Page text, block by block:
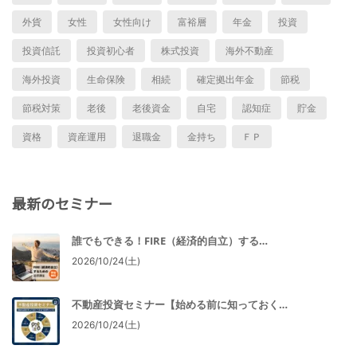
外貨 女性 女性向け 富裕層 年金 投資
投資信託 投資初心者 株式投資 海外不動産
海外投資 生命保険 相続 確定拠出年金 節税
節税対策 老後 老後資金 自宅 認知症 貯金
資格 資産運用 退職金 金持ち ＦＰ
最新のセミナー
誰でもできる！FIRE（経済的自立）する…
2026/10/24(土)
不動産投資セミナー【始める前に知っておく…
2026/10/24(土)